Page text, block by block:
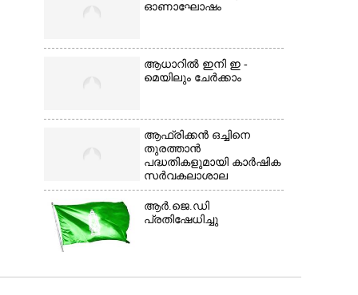
ഓണാഘോഷം
ആധാറിൽ ഇനി ഇ -
മെയിലും ചേർക്കാം
ആഫ്രിക്കൻ ഒച്ചിനെ
തുരത്താൻ
പദ്ധതികളുമായി കാർഷിക
സർവകലാശാല
ആർ.ജെ.ഡി
പ്രതിഷേധിച്ചു